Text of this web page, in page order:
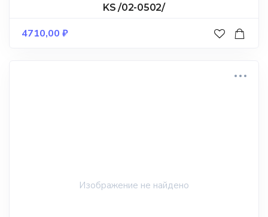
KS /02-0502/
4710,00 ₽